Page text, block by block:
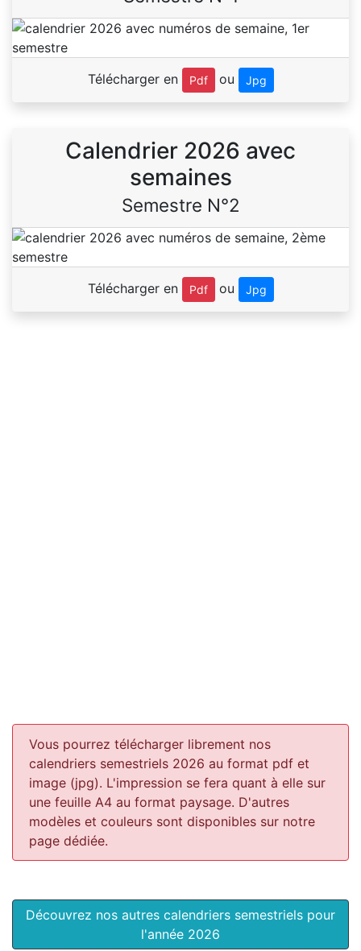
Télécharger en Pdf ou Jpg
Calendrier 2026 avec
semaines
Semestre N°2
Télécharger en Pdf ou Jpg
Vous pourrez télécharger librement nos
calendriers semestriels 2026 au format pdf et
image (jpg). L'impression se fera quant à elle sur
une feuille A4 au format paysage. D'autres
modèles et couleurs sont disponibles sur notre
page dédiée.
Découvrez nos autres calendriers semestriels pour
l'année 2026